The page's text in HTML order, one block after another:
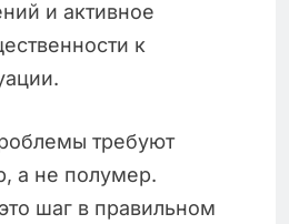
и активное
к
требуют
а не полумер.
шаг в правильном